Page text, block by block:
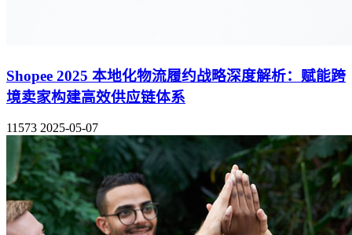
Shopee 2025 本地化物流履约战略深度解析：赋能跨
境卖家构建高效供应链体系
11573 2025-05-07